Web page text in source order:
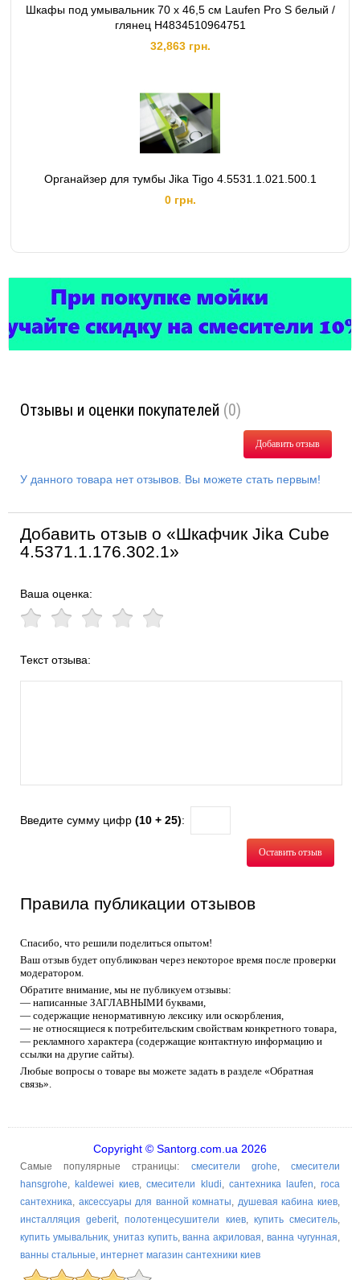
Шкафы под умывальник 70 х 46,5 см Laufen Pro S белый /
глянец H4834510964751
32,863 грн.
Органайзер для тумбы Jika Tigo 4.5531.1.021.500.1
0 грн.
Отзывы и оценки покупателей (0)
Добавить отзыв
У данного товара нет отзывов. Вы можете стать первым!
Добавить отзыв о «Шкафчик Jika Cube
4.5371.1.176.302.1»
Ваша оценка:
Текст отзыва:
Введите сумму цифр (10 + 25):
Оставить отзыв
Правила публикации отзывов
Спасибо, что решили поделиться опытом!
Ваш отзыв будет опубликован через некоторое время после проверки
модератором.
Обратите внимание, мы не публикуем отзывы:
— написанные ЗАГЛАВНЫМИ буквами,
— содержащие ненормативную лексику или оскорбления,
— не относящиеся к потребительским свойствам конкретного товара,
— рекламного характера (содержащие контактную информацию и
ссылки на другие сайты).
Любые вопросы о товаре вы можете задать в разделе «Обратная
связь».
Copyright © Santorg.com.ua 2026
Самые популярные страницы: смесители grohe,смесители
hansgrohe, kaldewei киев,смесители kludi, сантехника laufen,roca
сантехника, аксессуары для ванной комнаты, душевая кабина киев,
инсталляция geberit,полотенцесушители киев, купить смеситель,
купить умывальник, унитаз купить,ванна акриловая,ванна чугунная,
ванны стальные, интернет магазин сантехники киев